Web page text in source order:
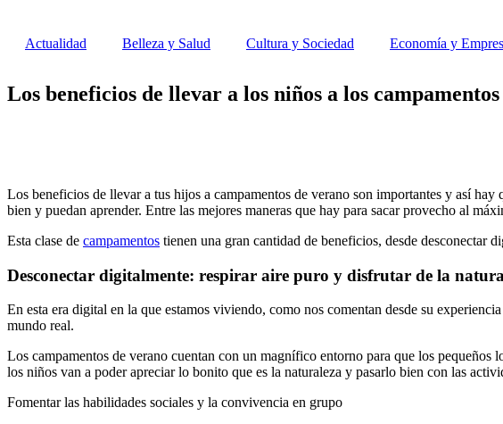
contenido
Actualidad Belleza y Salud Cultura y Sociedad Economía y
Los beneficios de llevar a los niños a los
Los beneficios de llevar a tus hijos a campamentos de verano son importantes y así
bien y puedan aprender. Entre las mejores maneras que hay para sacar provecho al
Esta clase de campamentos tienen una gran cantidad de beneficios, desde desconectar
Desconectar digitalmente: respirar aire puro y disfrutar de la
En esta era digital en la que estamos viviendo, como nos comentan desde su experiencia
mundo real.
Los campamentos de verano cuentan con un magnífico entorno para que los
los niños van a poder apreciar lo bonito que es la naturaleza y pasarlo bien con las
Fomentar las habilidades sociales y la convivencia en grupo